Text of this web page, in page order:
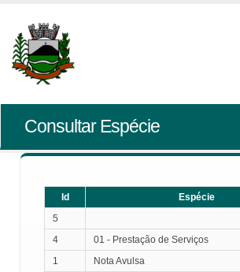
Consultar Espécie
Id
Espécie
5
4
01 - Prestação de Serviços
1
Nota Avulsa